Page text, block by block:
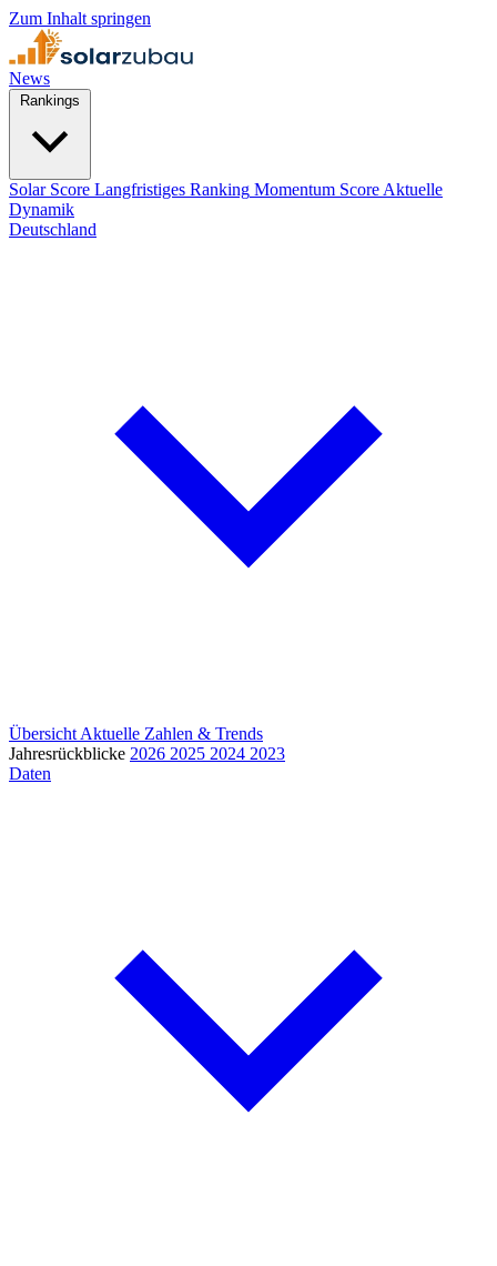
Zum Inhalt springen
News
Solar Score Langfristiges Ranking Momentum Score Aktuelle
Dynamik
Deutschland
Übersicht Aktuelle Zahlen & Trends
Jahresrückblicke 2026 2025 2024 2023
Daten